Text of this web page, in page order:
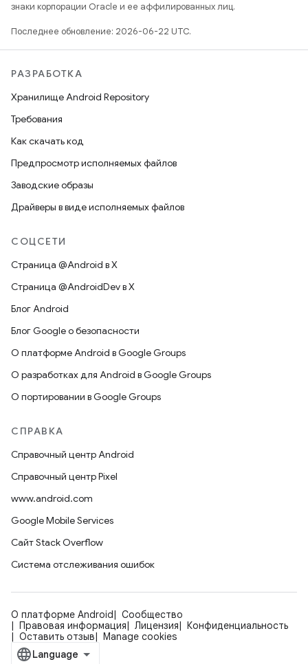
знаки корпорации Oracle и ее аффилированных лиц.
Последнее обновление: 2026-06-22 UTC.
РАЗРАБОТКА
Хранилище Android Repository
Требования
Как скачать код
Предпросмотр исполняемых файлов
Заводские образы
Драйверы в виде исполняемых файлов
СОЦСЕТИ
Страница @Android в X
Страница @AndroidDev в X
Блог Android
Блог Google о безопасности
О платформе Android в Google Groups
О разработках для Android в Google Groups
О портировании в Google Groups
СПРАВКА
Справочный центр Android
Справочный центр Pixel
www.android.com
Google Mobile Services
Сайт Stack Overflow
Система отслеживания ошибок
О платформе Android
Сообщество
Правовая информация
Лицензия
Конфиденциальность
Оставить отзыв
Manage cookies